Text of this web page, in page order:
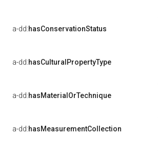
a-dd:hasConservationStatus
a-dd:hasCulturalPropertyType
a-dd:hasMaterialOrTechnique
a-dd:hasMeasurementCollection